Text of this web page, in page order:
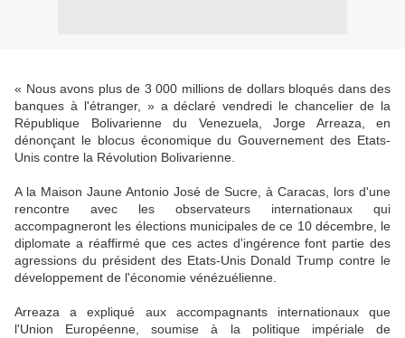
« Nous avons plus de 3 000 millions de dollars bloqués dans des
banques à l'étranger, » a déclaré vendredi le chancelier de la
République Bolivarienne du Venezuela, Jorge Arreaza, en
dénonçant le blocus économique du Gouvernement des Etats-
Unis contre la Révolution Bolivarienne.
A la Maison Jaune Antonio José de Sucre, à Caracas, lors d'une
rencontre avec les observateurs internationaux qui
accompagneront les élections municipales de ce 10 décembre, le
diplomate a réaffirmé que ces actes d'ingérence font partie des
agressions du président des Etats-Unis Donald Trump contre le
développement de l'économie vénézuélienne.
Arreaza a expliqué aux accompagnants internationaux que
l'Union Européenne, soumise à la politique impériale de